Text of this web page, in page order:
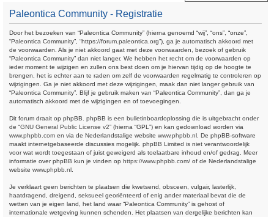
e
Paleontica Community - Registratie
Door het bezoeken van “Paleontica Community” (hierna genoemd “wij”, “ons”, “onze”,
“Paleontica Community”, “https://forum.paleontica.org”), ga je automatisch akkoord met
de voorwaarden. Als je niet akkoord gaat met deze voorwaarden, bezoek of gebruik
“Paleontica Community” dan niet langer. We hebben het recht om de voorwaarden op
ieder moment te wijzigen en zullen ons best doen om je hiervan tijdig op de hoogte te
brengen, het is echter aan te raden om zelf de voorwaarden regelmatig te controleren op
wijzigingen. Ga je niet akkoord met deze wijzigingen, maak dan niet langer gebruik van
“Paleontica Community”. Blijf je gebruik maken van “Paleontica Community”, dan ga je
automatisch akkoord met de wijzigingen en of toevoegingen.
Dit forum draait op phpBB. phpBB is een bulletinboardoplossing die is uitgebracht onder
de “GNU General Public License v2” (hierna “GPL”) en kan gedownload worden via
www.phpbb.com en via de Nederlandstalige website www.phpbb.nl . De phpBB-software
maakt internetgebaseerde discussies mogelijk. phpBB Limited is niet verantwoordelijk
voor wat wordt toegestaan of juist geweigerd als toelaatbare inhoud en/of gedrag. Meer
informatie over phpBB kun je vinden op https://www.phpbb.com/ of de Nederlandstalige
website www.phpbb.nl
Je verklaart geen berichten te plaatsen die kwetsend, obsceen, vulgair, lasterlijk,
haatdragend, dreigend, seksueel georiënteerd of enig ander materiaal bevat die de
wetten van je eigen land, het land waar “Paleontica Community” is gehost of
internationale wetgeving kunnen schenden. Het plaatsen van dergelijke berichten kan